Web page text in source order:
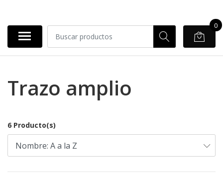
0
Trazo amplio
6 Producto(s)